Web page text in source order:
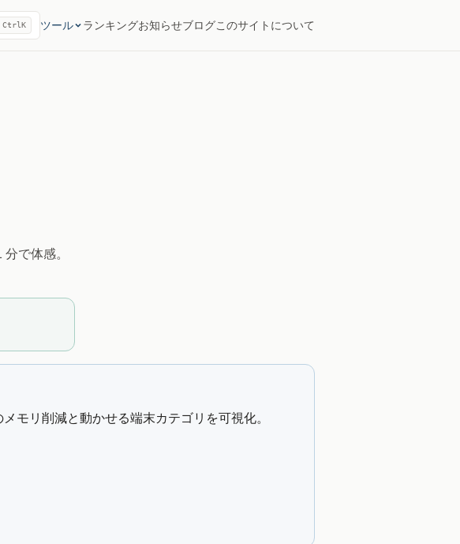
CtrlK ツール ランキングお知らせブログこのサイトについて
で体感。
モリ削減と動かせる端末カテゴリを可視化。